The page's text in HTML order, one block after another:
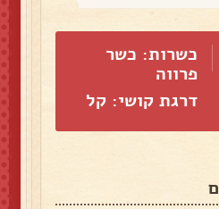
כשרות: כשר
פרווה
דרגת קושי: קל